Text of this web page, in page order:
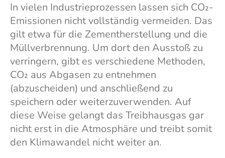
In vielen Industrieprozessen lassen sich CO₂-
Emissionen nicht vollständig vermeiden. Das
gilt etwa für die Zementherstellung und die
Müllverbrennung. Um dort den Ausstoß zu
verringern, gibt es verschiedene Methoden,
CO₂ aus Abgasen zu entnehmen
(abzuscheiden) und anschließend zu
speichern oder weiterzuverwenden. Auf
diese Weise gelangt das Treibhausgas gar
nicht erst in die Atmosphäre und treibt somit
den Klimawandel nicht weiter an.